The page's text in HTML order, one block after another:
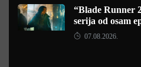
“Blade Runner
serija od osam
07.08.2026.